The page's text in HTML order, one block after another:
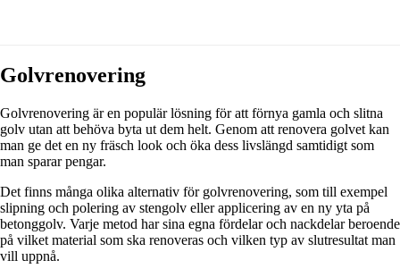
Golvrenovering
Golvrenovering är en populär lösning för att förnya gamla och slitna
golv utan att behöva byta ut dem helt. Genom att renovera golvet kan
man ge det en ny fräsch look och öka dess livslängd samtidigt som
man sparar pengar.
Det finns många olika alternativ för golvrenovering, som till exempel
slipning och polering av stengolv eller applicering av en ny yta på
betonggolv. Varje metod har sina egna fördelar och nackdelar beroende
på vilket material som ska renoveras och vilken typ av slutresultat man
vill uppnå.